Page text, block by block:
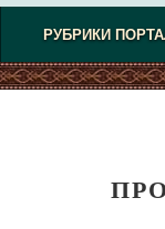
РУБРИКИ